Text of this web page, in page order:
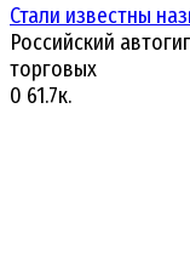
Стали известны
Российский
торговых
0 61.7к.